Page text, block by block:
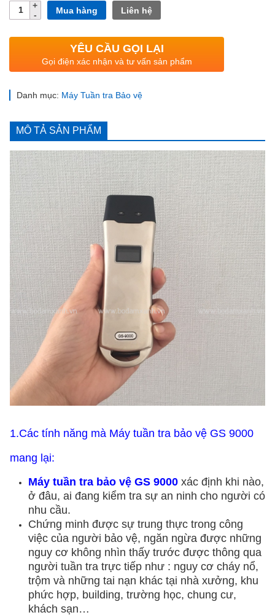
Số
lượng
Mua hàng Liên hệ
YÊU CẦU GỌI LẠI
Gọi điện xác nhận và tư vấn sản phẩm
Danh mục: Máy Tuần tra Bảo vệ
MÔ TẢ SẢN PHẨM
1.Các tính năng mà Máy tuần tra bảo vệ GS 9000
mang lại:
Máy tuần tra bảo vệ GS 9000 xác định khi nào,
ở đâu, ai đang kiểm tra sự an ninh cho người có
nhu cầu.
Chứng minh được sự trung thực trong công
việc của người bảo vệ, ngăn ngừa được những
nguy cơ không nhìn thấy trước được thông qua
người tuần tra trực tiếp như : nguy cơ cháy nổ,
trộm và những tai nạn khác tại nhà xưởng, khu
phức hợp, building, trường học, chung cư,
khách sạn…